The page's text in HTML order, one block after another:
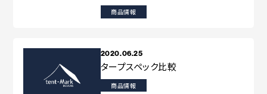
商品情報
2020.06.25
タープスペック比較
商品情報